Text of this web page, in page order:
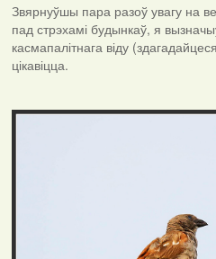
Звярнуўшы пара разоў увагу на
пад стрэхамі будынкаў, я
касмапалітнага віду
цікавіцца.